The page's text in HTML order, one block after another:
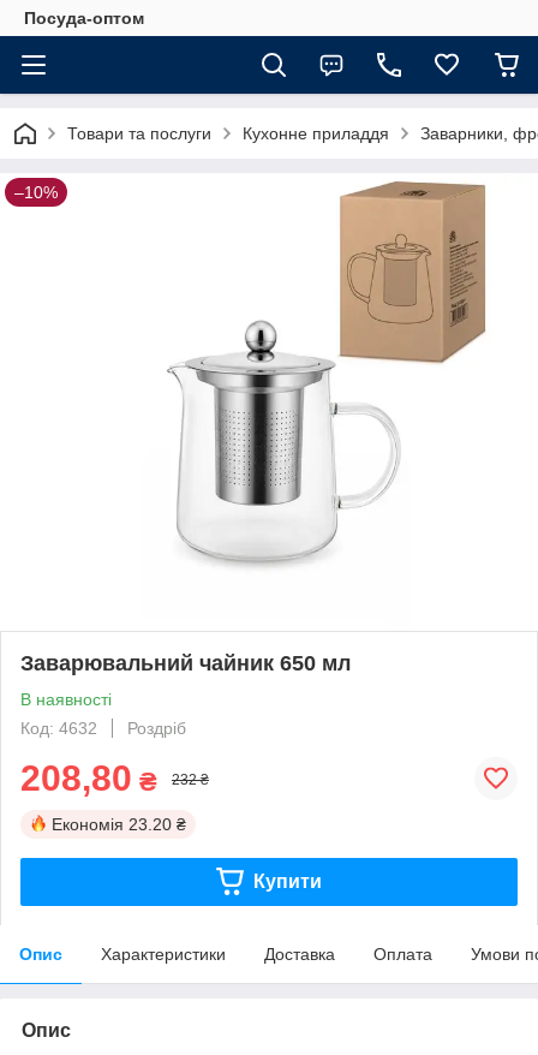
Посуда-оптом
Товари та послуги Кухонне приладдя Заварники,
–10%
Заварювальний чайник 650 мл
В наявності
Код: 4632
Роздріб
208,80 ₴ 232 ₴
Економія 23.20 ₴
Купити
Опис Характеристики Доставка Оплата Умови
Опис